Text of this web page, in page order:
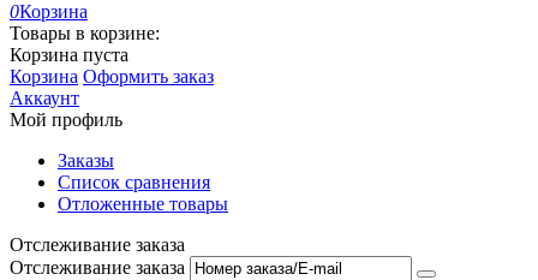
0Корзина
Товары в корзине:
Корзина пуста
Корзина Оформить заказ
Аккаунт
Мой профиль
Заказы
Список сравнения
Отложенные товары
Отслеживание заказа
Отслеживание заказа